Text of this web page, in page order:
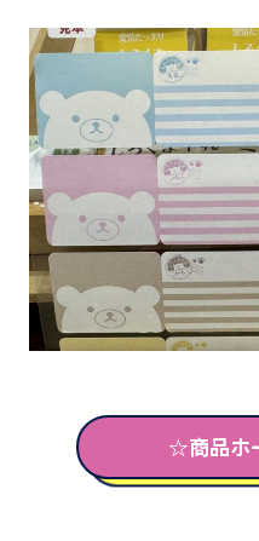
☆商品ホ